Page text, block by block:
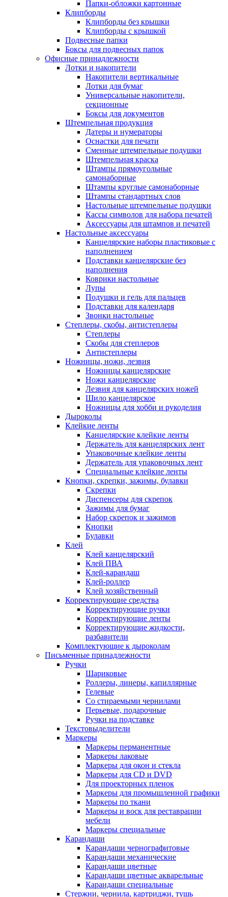
Папки-обложки картонные
Клипборды
Клипборды без крышки
Клипборды с крышкой
Подвесные папки
Боксы для подвесных папок
Офисные принадлежности
Лотки и накопители
Накопители вертикальные
Лотки для бумаг
Универсальные накопители,
секционные
Боксы для документов
Штемпельная продукция
Датеры и нумераторы
Оснастки для печати
Сменные штемпельные подушки
Штемпельная краска
Штампы прямоугольные
самонаборные
Штампы круглые самонаборные
Штампы стандартных слов
Настольные штемпельные подушки
Кассы символов для набора печатей
Аксессуары для штампов и печатей
Настольные аксессуары
Канцелярские наборы пластиковые с
наполнением
Подставки канцелярские без
наполнения
Коврики настольные
Лупы
Подушки и гель для пальцев
Подставки для календаря
Звонки настольные
Степлеры, скобы, антистеплеры
Степлеры
Скобы для степлеров
Антистеплеры
Ножницы, ножи, лезвия
Ножницы канцелярские
Ножи канцелярские
Лезвия для канцелярских ножей
Шило канцелярское
Ножницы для хобби и рукоделия
Дыроколы
Клейкие ленты
Канцелярские клейкие ленты
Держатель для канцелярских лент
Упаковочные клейкие ленты
Держатель для упаковочных лент
Специальные клейкие ленты
Кнопки, скрепки, зажимы, булавки
Скрепки
Диспенсеры для скрепок
Зажимы для бумаг
Набор скрепок и зажимов
Кнопки
Булавки
Клей
Клей канцелярский
Клей ПВА
Клей-карандаш
Клей-роллер
Клей хозяйственный
Корректирующие средства
Корректирующие ручки
Корректирующие ленты
Корректирующие жидкости,
разбавители
Комплектующие к дыроколам
Письменные принадлежности
Ручки
Шариковые
Роллеры, линеры, капиллярные
Гелевые
Со стираемыми чернилами
Перьевые, подарочные
Ручки на подставке
Текстовыделители
Маркеры
Маркеры перманентные
Маркеры лаковые
Маркеры для окон и стекла
Маркеры для CD и DVD
Для проекторных пленок
Маркеры для промышленной графики
Маркеры по ткани
Маркеры и воск для реставрации
мебели
Маркеры специальные
Карандаши
Карандаши чернографитовые
Карандаши механические
Карандаши цветные
Карандаши цветные акварельные
Карандаши специальные
Стержни, чернила, картриджи, тушь